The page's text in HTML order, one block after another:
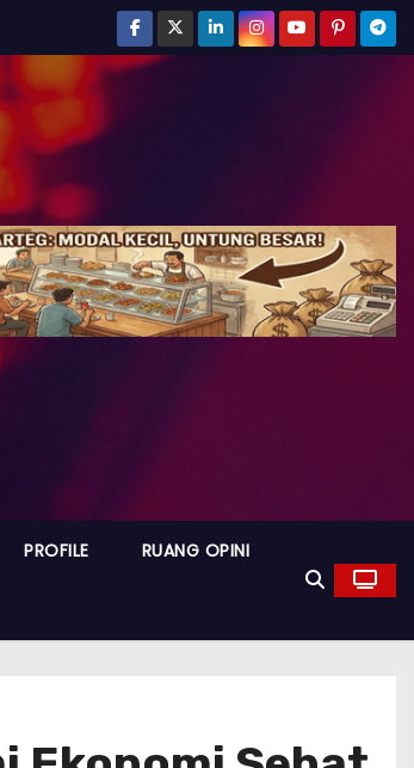
PROFILE RUANG OPINI